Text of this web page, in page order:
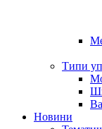
Типи
Новини